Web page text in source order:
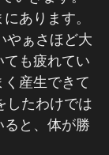
あります。
やぁさほど大
ても疲れてい
産生できて
したわけでは
と、体が勝